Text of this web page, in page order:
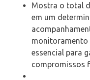
Mostra o total
em um
monitoramento
essencial para
compromissos